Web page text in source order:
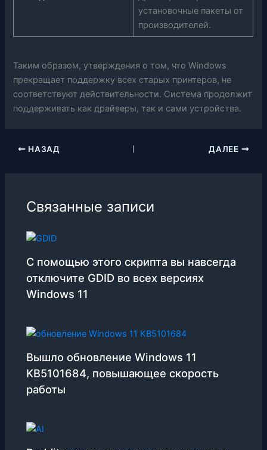
установочные пакеты от
производителей.
Таким образом, утверждения о том, что Windows
прекращает поддержку всех старых принтеров, не
соответствуют действительности. Система продолжит
поддерживать как драйверы, так и сами устройства.
НАЗАД ДАЛЕЕ
Связанные записи
С помощью этого скрипта вы навсегда
отключите GDID во всех версиях
Windows 11
Вышло обновление Windows 11
KB5101684, повышающее скорость
работы